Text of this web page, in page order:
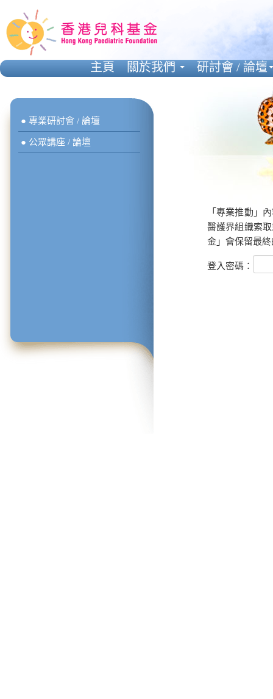
● 專業研討會 / 論壇
● 公眾講座 / 論壇
「專業推動」
醫護界組織索
金」會保留最
登入密碼：
主頁 關於我們 研討會 / 論壇